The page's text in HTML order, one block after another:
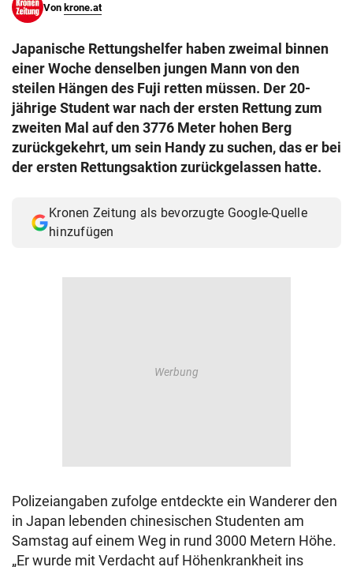
Von krone.at
Japanische Rettungshelfer haben zweimal binnen
einer Woche denselben jungen Mann von den
steilen Hängen des Fuji retten müssen. Der 20-
jährige Student war nach der ersten Rettung zum
zweiten Mal auf den 3776 Meter hohen Berg
zurückgekehrt, um sein Handy zu suchen, das er bei
der ersten Rettungsaktion zurückgelassen hatte.
Kronen Zeitung als bevorzugte Google-Quelle
hinzufügen
Polizeiangaben zufolge entdeckte ein Wanderer den
in Japan lebenden chinesischen Studenten am
Samstag auf einem Weg in rund 3000 Metern Höhe.
„Er wurde mit Verdacht auf Höhenkrankheit ins